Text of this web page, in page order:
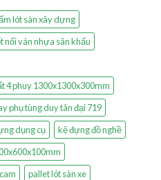
lót sàn xây dựng
nối ván nhựa sân khấu
4 phuy 1300x1300x300mm
phụ tùng duy tân đại 719
dụng cụ
kệ đựng đồ nghề
pallet lót sàn xe